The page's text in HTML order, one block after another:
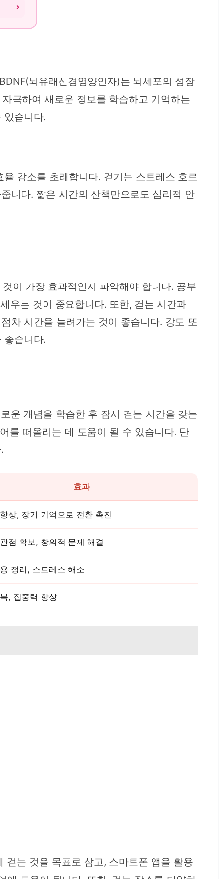
뇌유래신경영양인자)는 뇌세포의 성장
극하여 새로운 정보를 학습하고 기억하는
있습니다.
감소를 초래합니다. 걷기는 스트레스 호르
니다. 짧은 시간의 산책만으로도 심리적 안
이 가장 효과적인지 파악해야 합니다. 공부
우는 것이 중요합니다. 또한, 걷는 시간과
차 시간을 늘려가는 것이 좋습니다. 강도 또
좋습니다.
운 개념을 학습한 후 잠시 걷는 시간을 갖는
를 떠올리는 데 도움이 될 수 있습니다. 단
효과
상, 장기 기억으로 전환 촉진
점 확보, 창의적 문제 해결
정리, 스트레스 해소
, 집중력 향상
걷는 것을 목표로 삼고, 스마트폰 앱을 활용